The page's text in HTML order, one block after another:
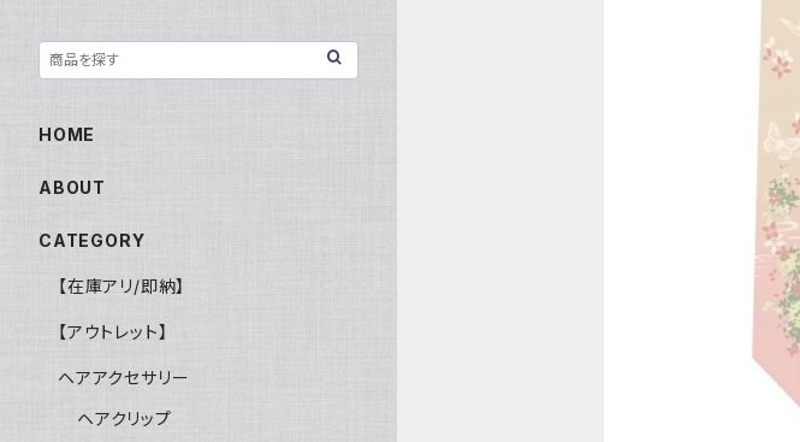
HOME
ABOUT
CATEGORY
【在庫アリ/即納】
【アウトレット】
ヘアアクセサリー
ヘアクリップ